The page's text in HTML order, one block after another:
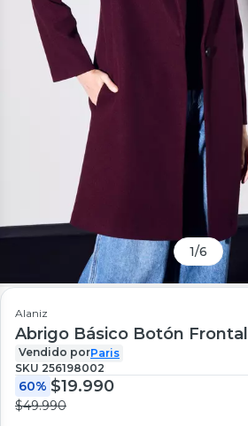
1/6
Alaniz
Abrigo Básico Botón Frontal
Vendido porParis
SKU 256198002
60% $19.990
$49.990